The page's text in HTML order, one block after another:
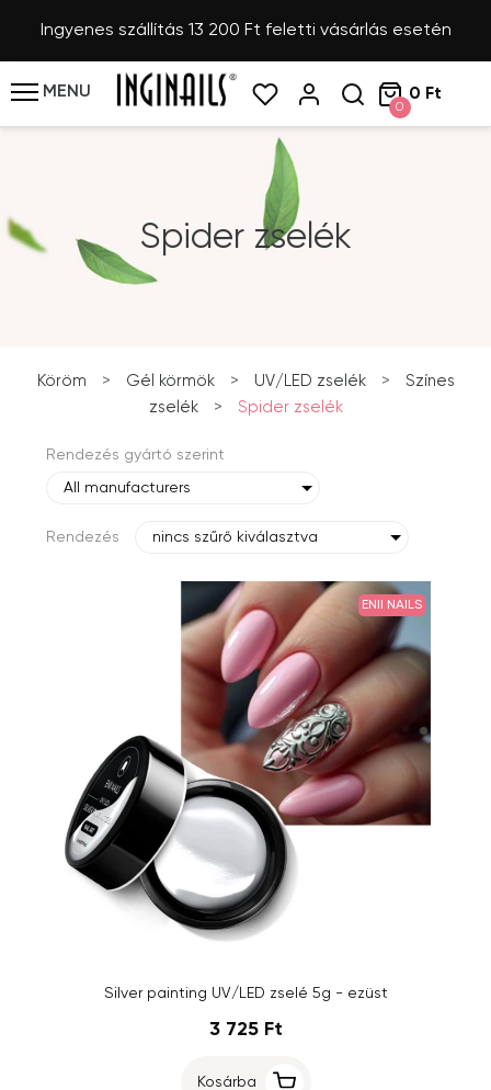
Ingyenes szállítás 13 200 Ft feletti vásárlás esetén
MENU
0
0 Ft
Spider zselék
Köröm > Gél körmök > UV/LED zselék >
Színes
zselék
> Spider zselék
Rendezés gyártó szerint
All manufacturers
Rendezés nincs szűrő kiválasztva
ENII NAILS
Silver painting UV/LED zselé 5g - ezüst
3 725 Ft
Kosárba